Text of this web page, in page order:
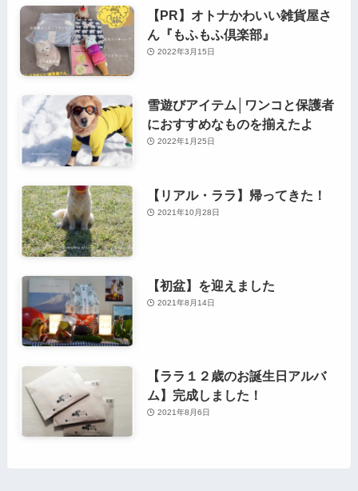
【PR】オトナかわいい雑貨屋さ
ん『もふもふ倶楽部』
2022年3月15日
雪遊びアイテム│ワンコと保護者
におすすめなものを揃えたよ
2022年1月25日
【リアル・ララ】帰ってきた！
2021年10月28日
【初盆】を迎えました
2021年8月14日
【ララ１２歳のお誕生日アルバ
ム】完成しました！
2021年8月6日